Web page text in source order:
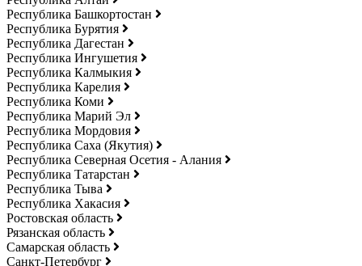
Республика Башкортостан
Республика Бурятия
Республика Дагестан
Республика Ингушетия
Республика Калмыкия
Республика Карелия
Республика Коми
Республика Марий Эл
Республика Мордовия
Республика Саха (Якутия)
Республика Северная Осетия - Алания
Республика Татарстан
Республика Тыва
Республика Хакасия
Ростовская область
Рязанская область
Самарская область
Санкт-Петербург